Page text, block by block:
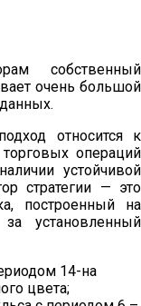
собственный
очень большой
относится к
операций
устойчивой
стратегии — это
построенный на
установленный
14-на
цвета;